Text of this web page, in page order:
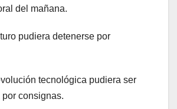
del mañana.
pudiera detenerse por
tecnológica pudiera ser
consignas.